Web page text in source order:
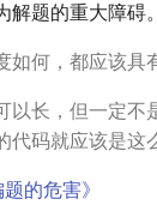
题的重大障碍。
如何，都应该具
以长，但一定不
码就应该是这
的危害》